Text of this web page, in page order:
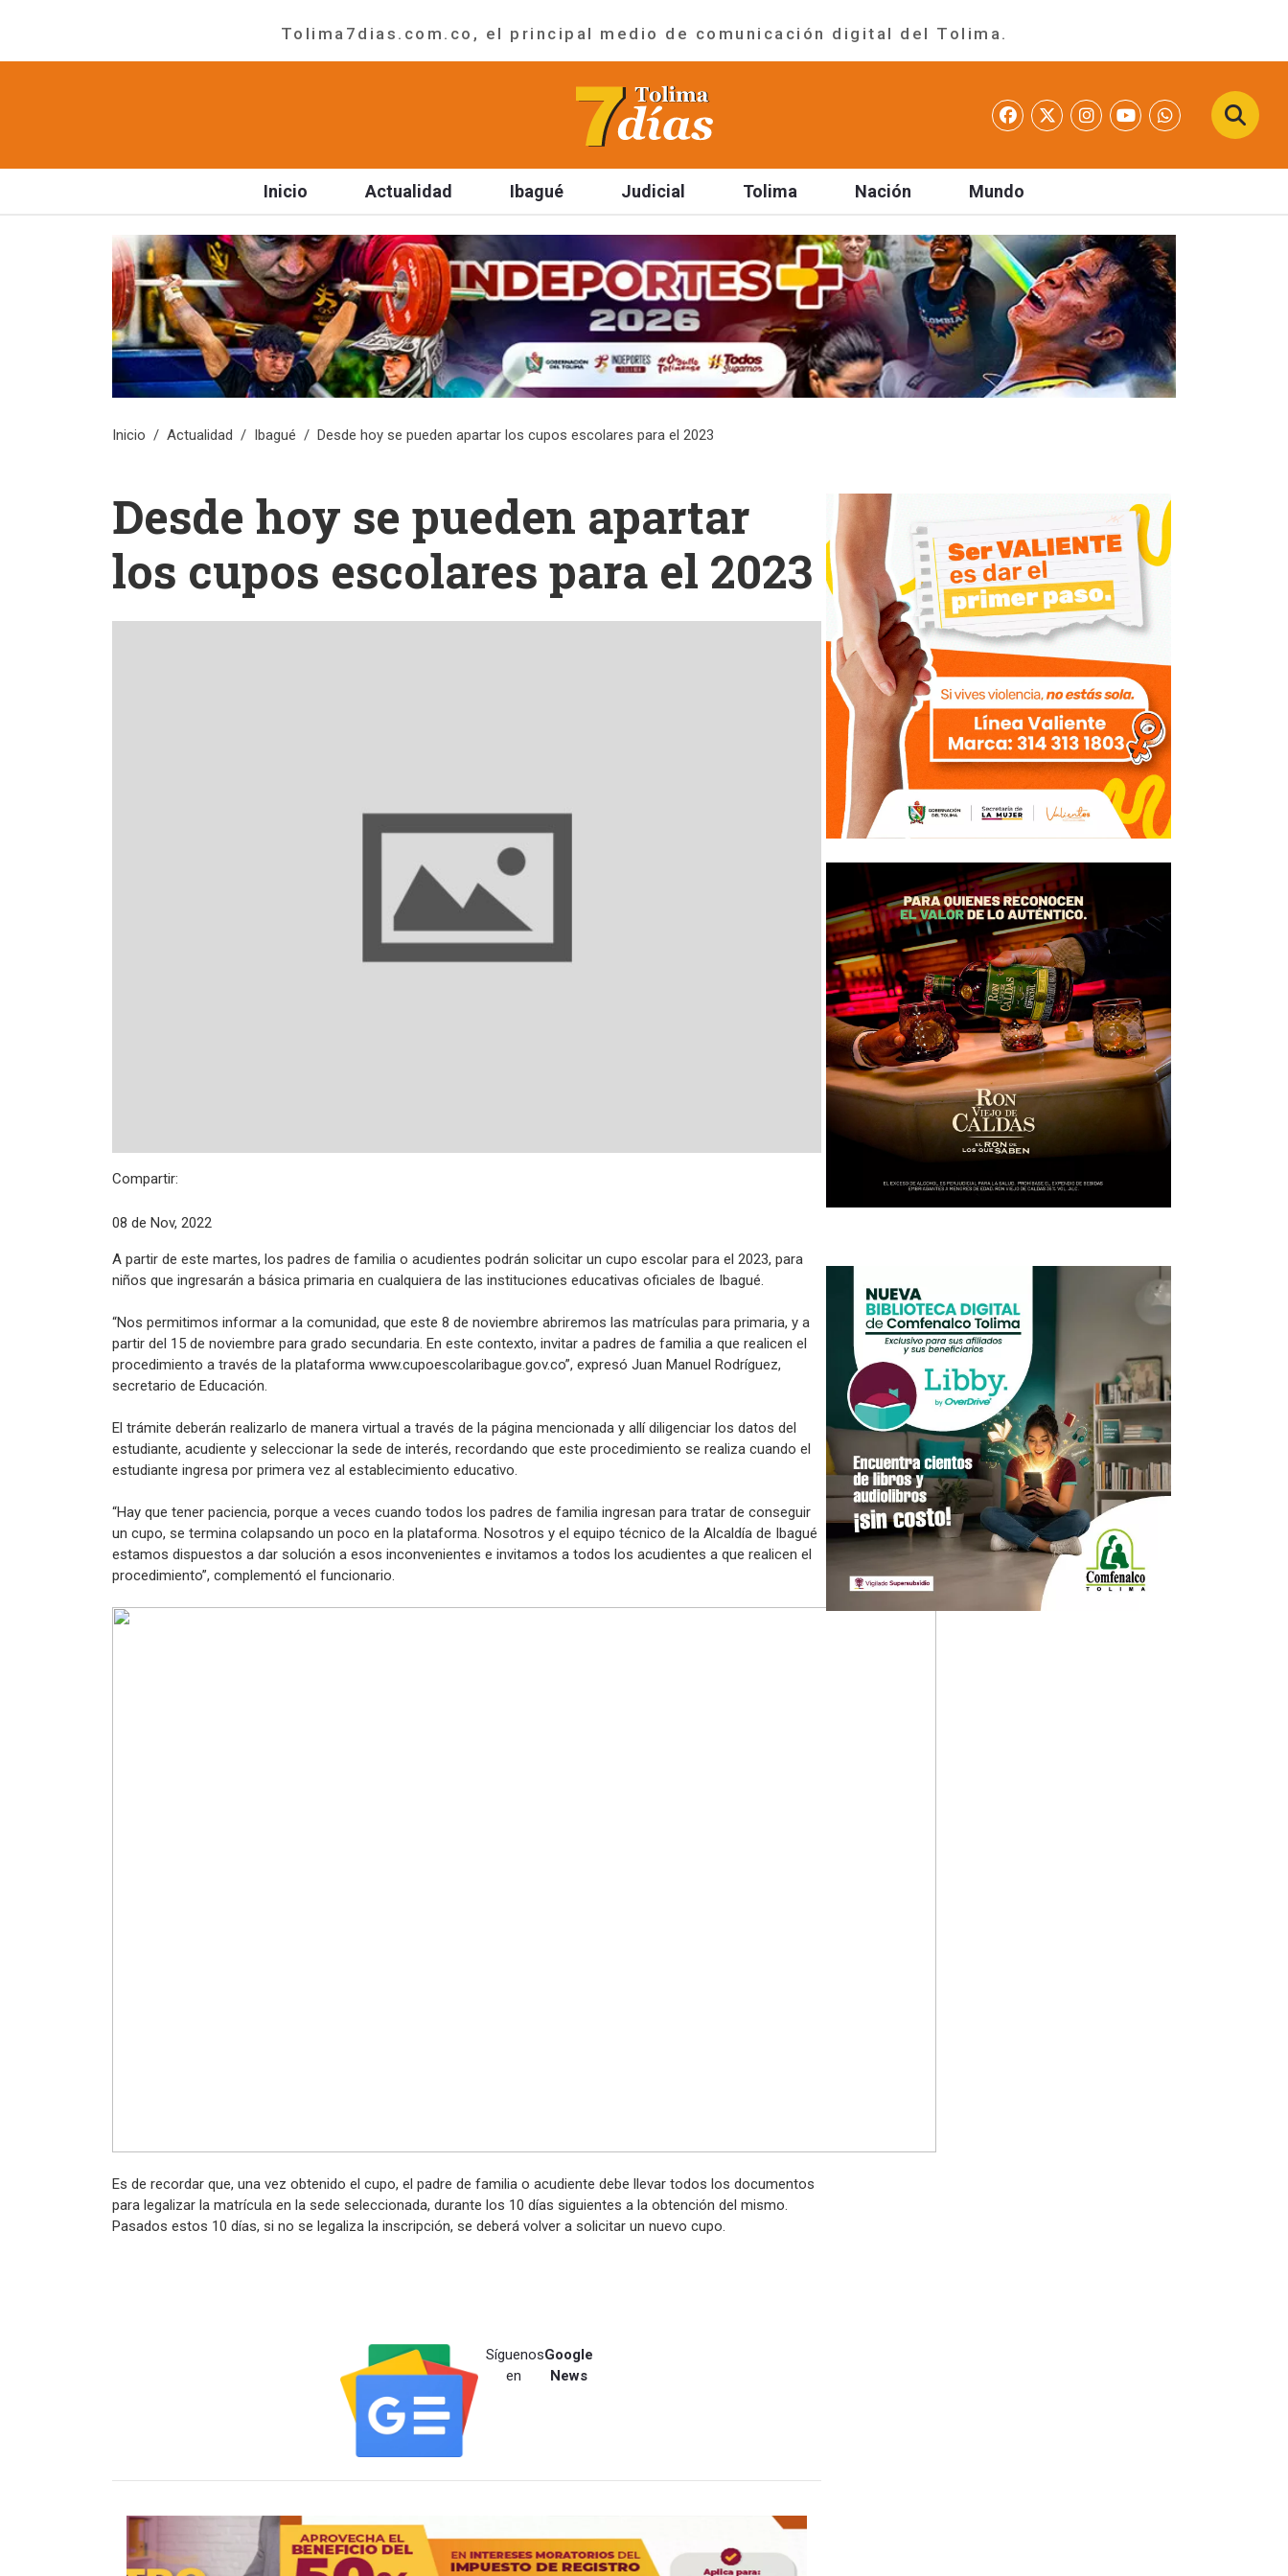
Tolima7dias.com.co, el principal medio de comunicación digital del Tolima.
Inicio Actualidad Ibagué Judicial Tolima Nación Mundo
Inicio Actualidad Ibagué Desde hoy se pueden apartar los cupos escolares para el 2023
Desde hoy se pueden apartar
los cupos escolares para el 2023
Compartir:
08 de Nov, 2022
A partir de este martes, los padres de familia o acudientes podrán solicitar un cupo escolar para el 2023, para
niños que ingresarán a básica primaria en cualquiera de las instituciones educativas oficiales de Ibagué.
“Nos permitimos informar a la comunidad, que este 8 de noviembre abriremos las matrículas para primaria, y a
partir del 15 de noviembre para grado secundaria. En este contexto, invitar a padres de familia a que realicen el
procedimiento a través de la plataforma www.cupoescolaribague.gov.co”, expresó Juan Manuel Rodríguez,
secretario de Educación.
El trámite deberán realizarlo de manera virtual a través de la página mencionada y allí diligenciar los datos del
estudiante, acudiente y seleccionar la sede de interés, recordando que este procedimiento se realiza cuando el
estudiante ingresa por primera vez al establecimiento educativo.
“Hay que tener paciencia, porque a veces cuando todos los padres de familia ingresan para tratar de conseguir
un cupo, se termina colapsando un poco en la plataforma. Nosotros y el equipo técnico de la Alcaldía de Ibagué
estamos dispuestos a dar solución a esos inconvenientes e invitamos a todos los acudientes a que realicen el
procedimiento”, complementó el funcionario.
Es de recordar que, una vez obtenido el cupo, el padre de familia o acudiente debe llevar todos los documentos
para legalizar la matrícula en la sede seleccionada, durante los 10 días siguientes a la obtención del mismo.
Pasados estos 10 días, si no se legaliza la inscripción, se deberá volver a solicitar un nuevo cupo.
Síguenos
en
Google
News